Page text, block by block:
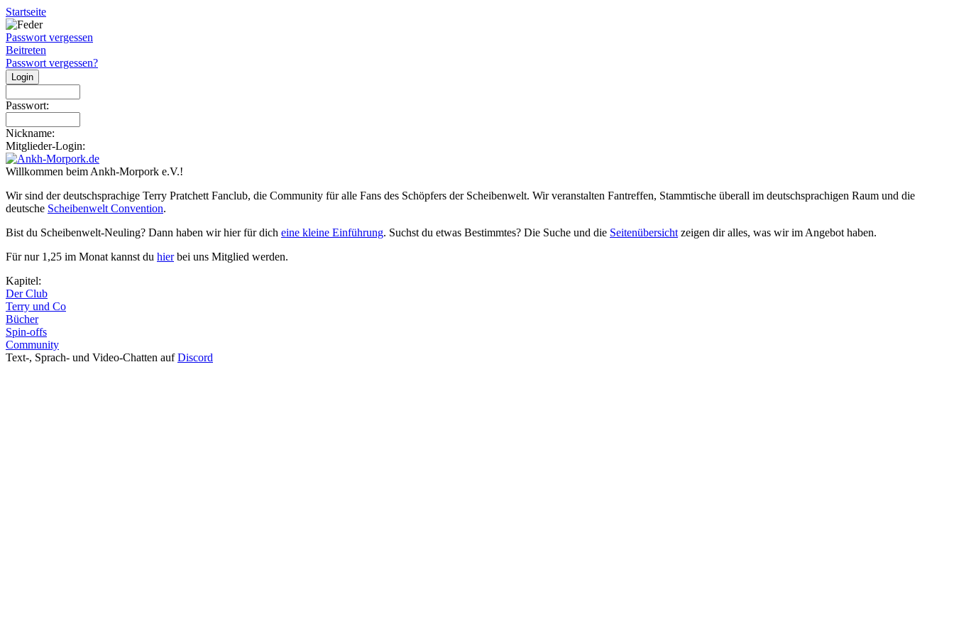
Startseite
Passwort vergessen
Beitreten
Passwort vergessen?
Passwort:
Nickname:
Mitglieder-Login:
Willkommen beim Ankh-Morpork e.V.!
Wir sind der deutschsprachige Terry Pratchett Fanclub, die Community für alle Fans des Schöpfers der Scheibenwelt. Wir veranstalten Fantreffen, Stammtische überall im deutschsprachigen Raum und die
deutsche Scheibenwelt Convention.
Bist du Scheibenwelt-Neuling? Dann haben wir hier für dich eine kleine Einführung. Suchst du etwas Bestimmtes? Die Suche und die Seitenübersicht zeigen dir alles, was wir im Angebot haben.
Für nur 1,25 im Monat kannst du hierbei uns Mitglied werden.
Kapitel:
Der Club
Terry und Co
Bücher
Spin-offs
Community
Text-, Sprach- und Video-Chatten aufDiscord